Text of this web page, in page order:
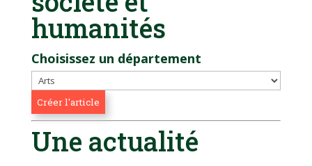
humanités
Choisissez un département
Une actualité